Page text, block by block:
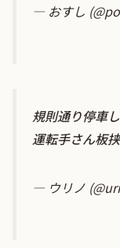
— おすし
規則通り停車
運転手さん板
— ウリノ